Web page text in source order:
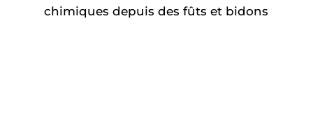
chimiques depuis des fûts et bidons